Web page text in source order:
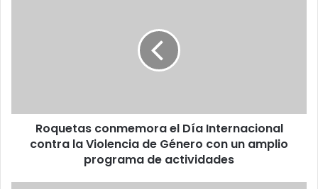
Roquetas conmemora el Día Internacional
contra la Violencia de Género con un amplio
programa de actividades